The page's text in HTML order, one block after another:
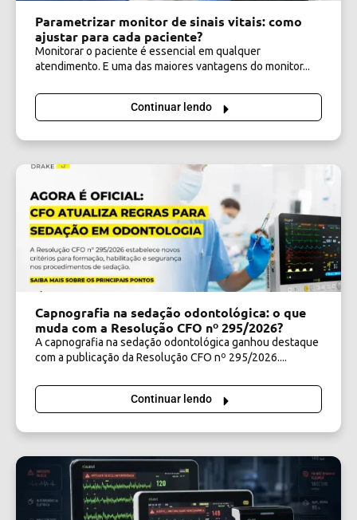
Parametrizar monitor de sinais vitais: como
ajustar para cada paciente?
Monitorar o paciente é essencial em qualquer
atendimento. E uma das maiores vantagens do monitor...
Continuar lendo
Capnografia na sedação odontológica: o que
muda com a Resolução CFO nº 295/2026?
A capnografia na sedação odontológica ganhou destaque
com a publicação da Resolução CFO nº 295/2026....
Continuar lendo